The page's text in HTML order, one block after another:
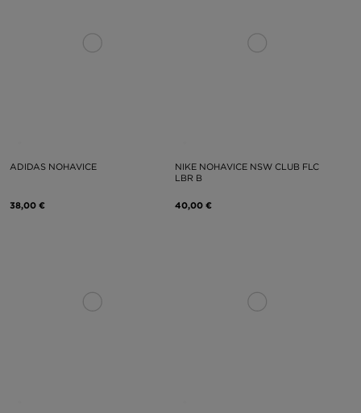
ADIDAS NOHAVICE
38,00 €
NIKE NOHAVICE NSW CLUB FLC
LBR B
40,00 €